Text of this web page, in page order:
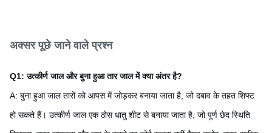
अक्सर पूछे जाने वाले प्रश्न
Q1: उत्कीर्ण जाल और बुना हुआ तार जाल में क्या अंतर है?
A: बुना हुआ जाल तारों को आपस में जोड़कर बनाया जाता है, जो दबाव के तहत शिफ्ट
हो सकते हैं। उत्कीर्ण जाल एक ठोस धातु शीट से बनाया जाता है, जो पूर्ण छेद स्थिति